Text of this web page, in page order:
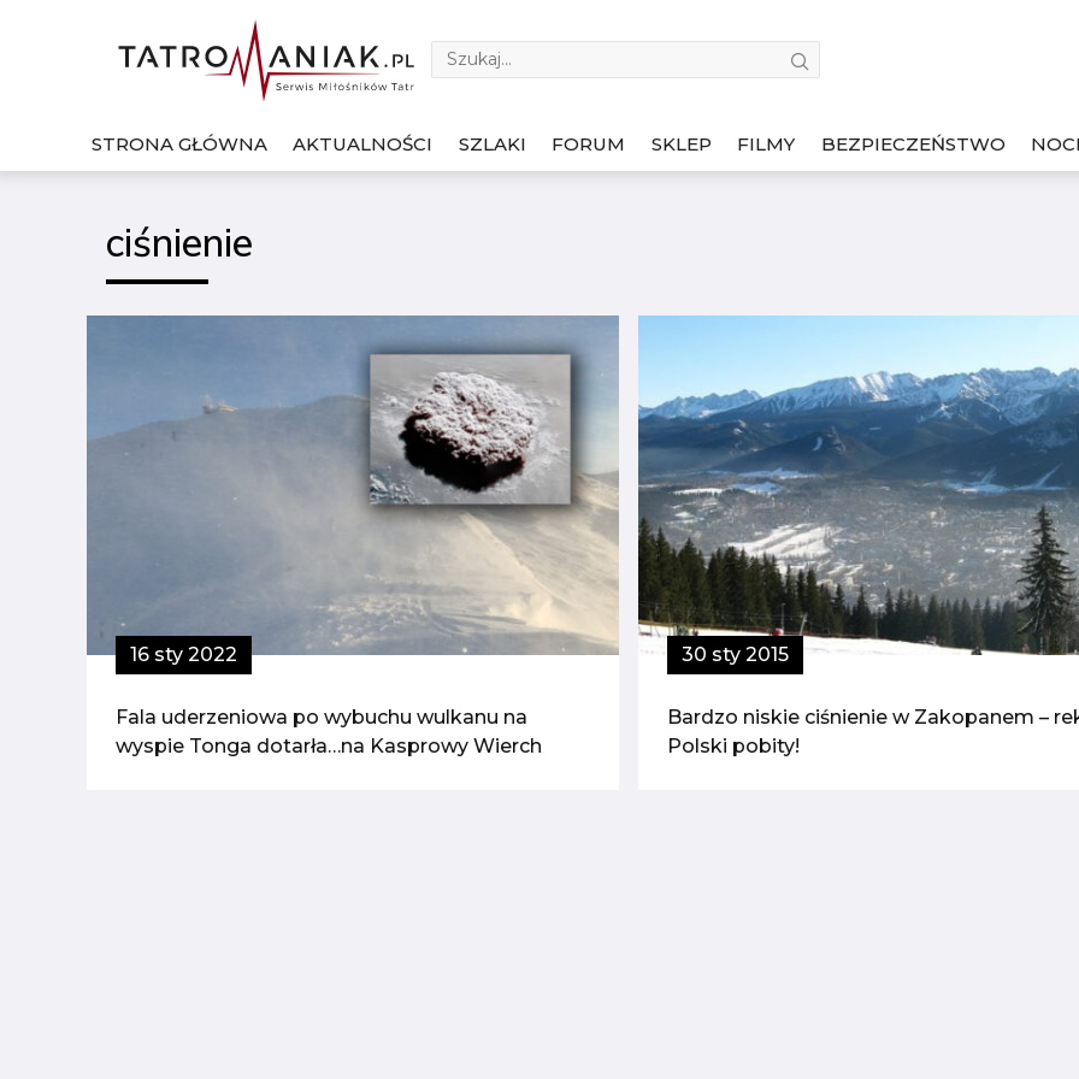
STRONA GŁÓWNA AKTUALNOŚCI SZLAKI FORUM SKLEP FILMY BEZPIECZEŃSTWO
ciśnienie
16 sty 2022
Fala uderzeniowa po wybuchu wulkanu na
wyspie Tonga dotarła…na Kasprowy Wierch
30 sty 2015
Bardzo niskie ciśnienie w Zakopanem –
Polski pobity!